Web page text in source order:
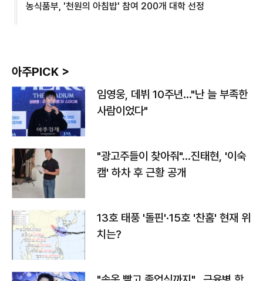
농식품부, '천원의 아침밥' 참여 200개 대학 선정
아주PICK >
임영웅, 데뷔 10주년…"난 늘 부족한
사람이었다"
"광고주들이 찾아줘"…진태현, '이숙
캠' 하차 후 근황 공개
13호 태풍 '돌핀'·15호 '찬홈' 현재 위
치는?